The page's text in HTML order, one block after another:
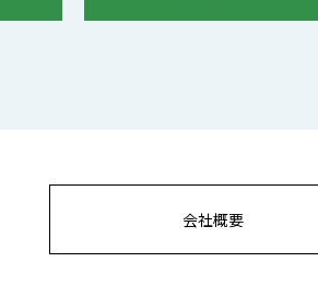
会社概要